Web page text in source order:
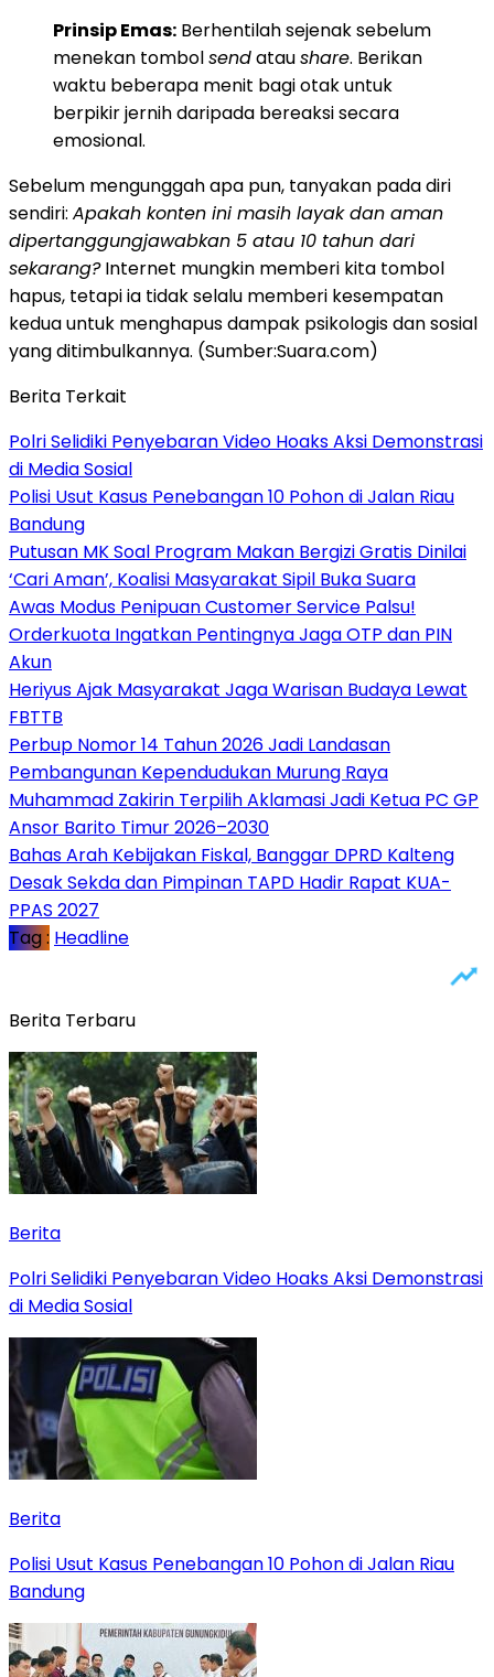
Prinsip Emas: Berhentilah sejenak sebelum
menekan tombolsendataushare. Berikan
waktu beberapa menit bagi otak untuk
berpikir jernih daripada bereaksi secara
emosional.
Sebelum mengunggah apa pun, tanyakan pada diri
sendiri: Apakah konten ini masih layak dan aman
dipertanggungjawabkan 5 atau 10 tahun dari
sekarang?Internet mungkin memberi kita tombol
hapus, tetapi ia tidak selalu memberi kesempatan
kedua untuk menghapus dampak psikologis dan sosial
yang ditimbulkannya. (Sumber:Suara.com)
Berita Terkait
Polri Selidiki Penyebaran Video Hoaks Aksi Demonstrasi
di Media Sosial
Polisi Usut Kasus Penebangan 10 Pohon di Jalan Riau
Bandung
Putusan MK Soal Program Makan Bergizi Gratis Dinilai
‘Cari Aman’, Koalisi Masyarakat Sipil Buka Suara
Awas Modus Penipuan Customer Service Palsu!
Orderkuota Ingatkan Pentingnya Jaga OTP dan PIN
Akun
Heriyus Ajak Masyarakat Jaga Warisan Budaya Lewat
FBTTB
Perbup Nomor 14 Tahun 2026 Jadi Landasan
Pembangunan Kependudukan Murung Raya
Muhammad Zakirin Terpilih Aklamasi Jadi Ketua PC GP
Ansor Barito Timur 2026–2030
Bahas Arah Kebijakan Fiskal, Banggar DPRD Kalteng
Desak Sekda dan Pimpinan TAPD Hadir Rapat KUA-
PPAS 2027
Tag : Headline
Berita Terbaru
Berita
Polri Selidiki Penyebaran Video Hoaks Aksi Demonstrasi
di Media Sosial
Berita
Polisi Usut Kasus Penebangan 10 Pohon di Jalan Riau
Bandung